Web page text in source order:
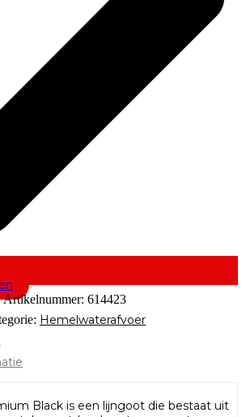
Artikelnummer: 614423
Hemelwaterafvoer
Black is een lijngoot die bestaat uit